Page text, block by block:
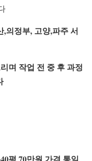
,의정부, 고양,파주 서
며 작업 전 중 후 과정
평 70만원 가격 통일,